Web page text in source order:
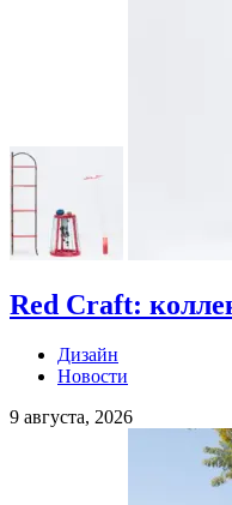
Red Craft:
Дизайн
Новости
9 августа, 2026